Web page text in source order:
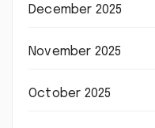
December 2025
November 2025
October 2025